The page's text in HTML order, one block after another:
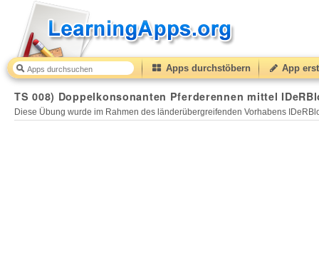
Apps durchstöbern App
TS 008) Doppelkonsonanten Pferderennen mittel
Diese Übung wurde im Rahmen des länderübergreifenden Vorhabens